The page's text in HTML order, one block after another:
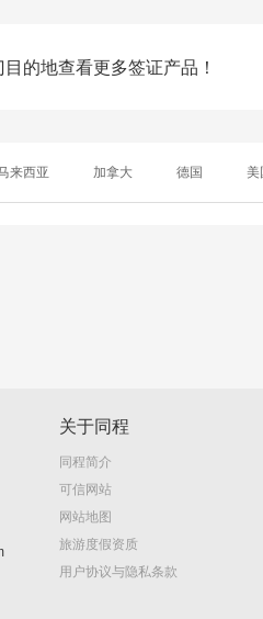
的地查看更多签证产品！
来西亚 加拿大 德国 美
关于同程
同程简介
可信网站
网站地图
旅游度假资质
用户协议与隐私条款